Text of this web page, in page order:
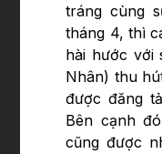
tráng cùng
tháng 4, thì
hài hước với
Nhân) thu
được đăng
Bên cạnh
cũng được